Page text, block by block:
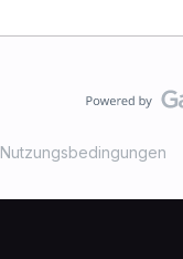
Nutzungsbedingungen